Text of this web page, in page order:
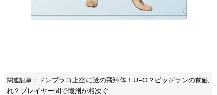
関連記事：
ドンブラコ上空に謎の飛翔体！UFO？ビッグランの前触
れ？プレイヤー間で憶測が相次ぐ